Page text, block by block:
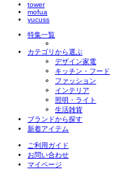
tower
mofua
yucuss
特集一覧
カテゴリから選ぶ
デザイン家電
キッチン・フード
ファッション
インテリア
照明・ライト
生活雑貨
ブランドから探す
新着アイテム
ご利用ガイド
お問い合わせ
マイページ